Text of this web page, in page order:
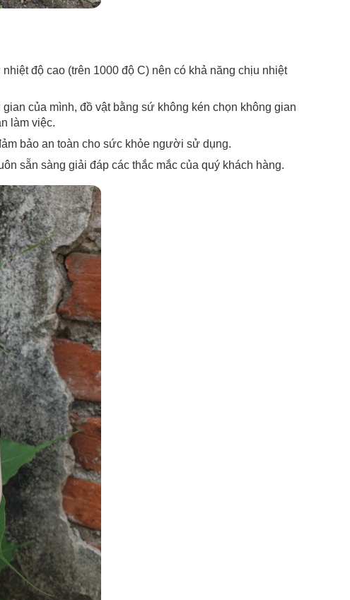
độ cao (trên 1000 độ C) nên có khả năng chịu nhiệt
của mình, đồ vật bằng sứ không kén chọn không gian
làm việc.
bảo an toàn cho sức khỏe người sử dụng.
sẵn sàng giải đáp các thắc mắc của quý khách hàng.